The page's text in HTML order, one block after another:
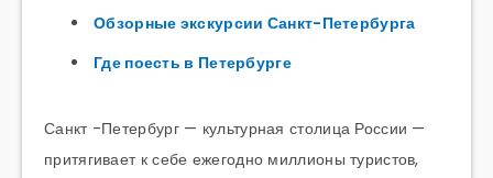
Обзорные экскурсии Санкт-Петербурга
Где поесть в Петербурге
Санкт -Петербург — культурная столица России —
притягивает к себе ежегодно миллионы туристов,